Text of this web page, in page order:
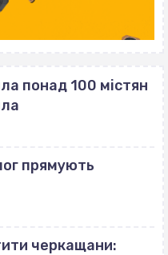
понад 100 містян
прямують
черкащани: